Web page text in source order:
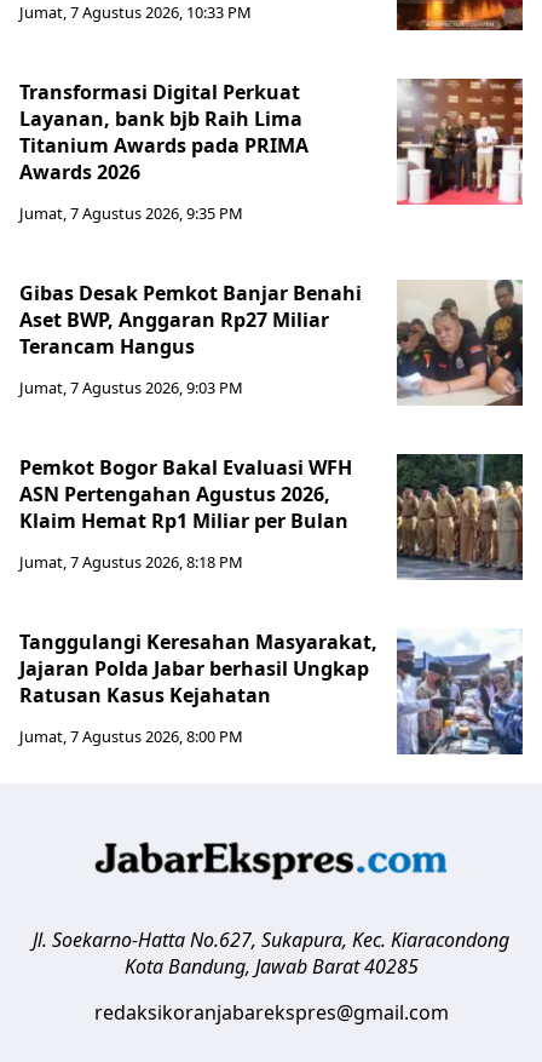
Jumat, 7 Agustus 2026, 10:33 PM
Transformasi Digital Perkuat
Layanan, bank bjb Raih Lima
Titanium Awards pada PRIMA
Awards 2026
Jumat, 7 Agustus 2026, 9:35 PM
Gibas Desak Pemkot Banjar Benahi
Aset BWP, Anggaran Rp27 Miliar
Terancam Hangus
Jumat, 7 Agustus 2026, 9:03 PM
Pemkot Bogor Bakal Evaluasi WFH
ASN Pertengahan Agustus 2026,
Klaim Hemat Rp1 Miliar per Bulan
Jumat, 7 Agustus 2026, 8:18 PM
Tanggulangi Keresahan Masyarakat,
Jajaran Polda Jabar berhasil Ungkap
Ratusan Kasus Kejahatan
Jumat, 7 Agustus 2026, 8:00 PM
Jl. Soekarno-Hatta No.627, Sukapura, Kec. Kiaracondong
Kota Bandung, Jawab Barat 40285
redaksikoranjabarekspres@gmail.com